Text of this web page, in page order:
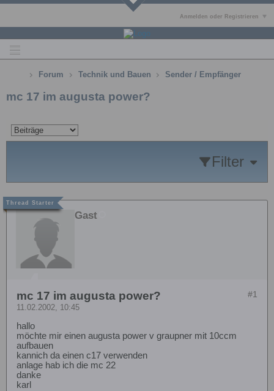
Anmelden oder Registrieren
Forum Technik und Bauen Sender / Empfänger
mc 17 im augusta power?
Filter
Gast
#1
mc 17 im augusta power?
11.02.2002, 10:45
hallo
möchte mir einen augusta power v graupner mit 10ccm
aufbauen
kannich da einen c17 verwenden
anlage hab ich die mc 22
danke
karl